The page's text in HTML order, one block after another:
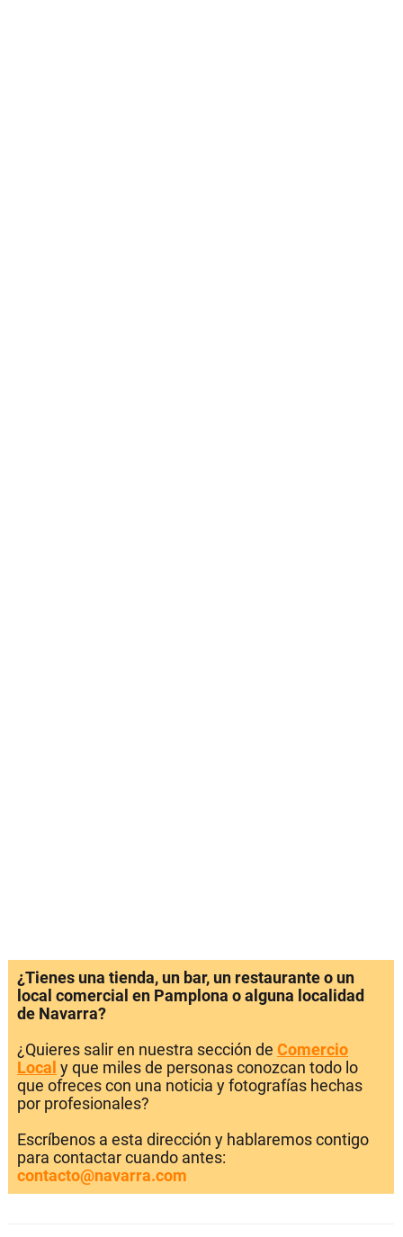
¿Tienes una tienda, un bar, un restaurante o un
local comercial en Pamplona o alguna localidad
de Navarra?
¿Quieres salir en nuestra sección de Comercio
Local y que miles de personas conozcan todo lo
que ofreces con una noticia y fotografías hechas
por profesionales?
Escríbenos a esta dirección y hablaremos contigo
para contactar cuando antes:
contacto@navarra.com